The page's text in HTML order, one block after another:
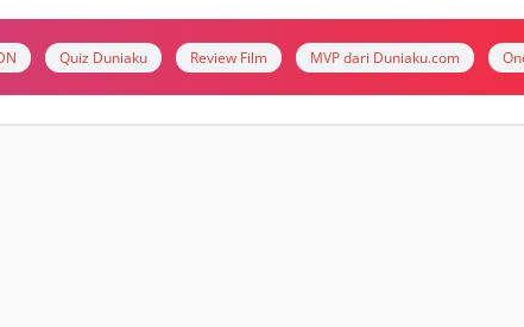
Quiz Duniaku Review Film MVP dari Duniaku.com